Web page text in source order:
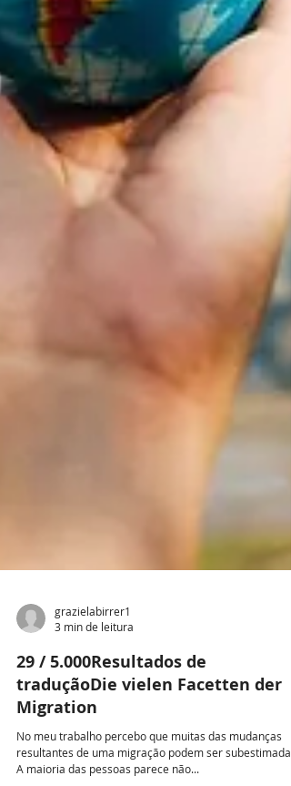
grazielabirrer1
3 min de leitura
29 / 5.000Resultados de
traduçãoDie vielen Facetten der
Migration